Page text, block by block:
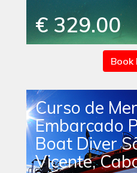
€ 329.00
Book
Curso de
Embarcado
Boat Diver
Vicente,